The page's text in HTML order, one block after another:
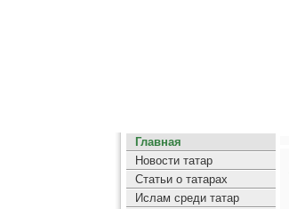
Главная
Новости татар
Статьи о татарах
Ислам среди татар